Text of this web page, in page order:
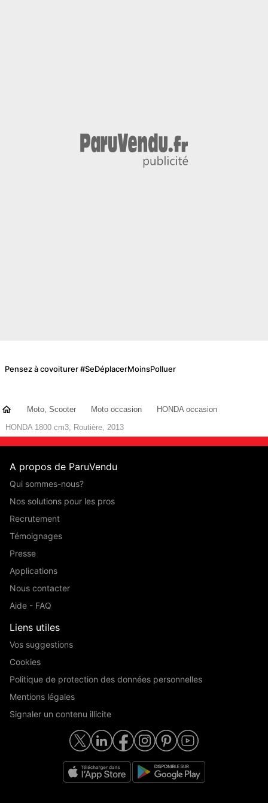
Pensez à covoiturer #SeDéplacerMoinsPolluer
Moto, Scooter Moto occasion
HONDA occasion
HONDA 1800 cm3, Routière, 2013
A propos de ParuVendu
Qui sommes-nous?
Nos solutions pour les pros
Recrutement
Témoignages
Presse
Applications
Nous contacter
Aide - FAQ
Liens utiles
Vos suggestions
Cookies
Politique de protection des données personnelles
Mentions légales
Signaler un contenu illicite